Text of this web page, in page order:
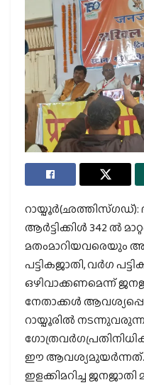
ആര്‍ട്ടിക്കിള്‍ 342 ല്‍
മതംമാറിയവരെയും
പട്ടികജാതി, വര്‍ഗ
ഒഴിവാക്കണമെന്ന്
നേതാക്കള്‍
റായ്പൂരില്‍ നടന്നുവരുന്ന
ഈ ആവശ്യമുയര്‍ന്നത്.
ഇളക്കിമറിച്ച